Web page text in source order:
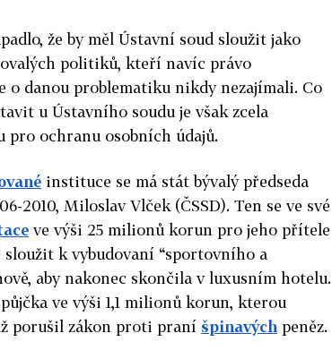
že by měl Ústavní soud sloužit jako
politiků, kteří navíc právo
o danou problematiku nikdy nezajímali. Co
u Ústavního soudu je však zcela
pro ochranu osobních údajů.
instituce se má stát bývalý předseda
2010, Miloslav Vlček (ČSSD). Ten se ve své
ve výši 25 milionů korun pro jeho přítele
k vybudovaní “sportovního a
aby nakonec skončila v luxusním hotelu.
ve výši 1,1 milionů korun, kterou
porušil zákon proti praní špinavých peněz.